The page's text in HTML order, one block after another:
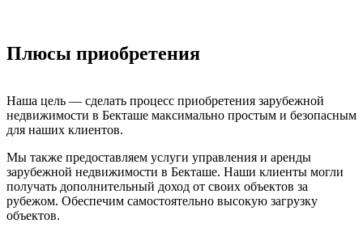
Плюсы приобретения
Наша цель — сделать процесс приобретения зарубежной
недвижимости в Бекташе максимально простым и безопасным
для наших клиентов.
Мы также предоставляем услуги управления и аренды
зарубежной недвижимости в Бекташе. Наши клиенты могли
получать дополнительный доход от своих объектов за
рубежом. Обеспечим самостоятельно высокую загрузку
объектов.